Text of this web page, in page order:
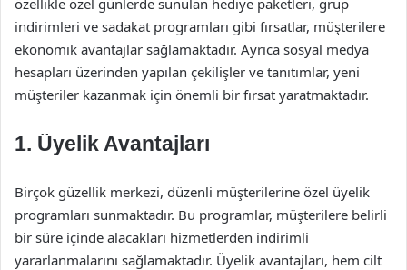
özellikle özel günlerde sunulan hediye paketleri, grup
indirimleri ve sadakat programları gibi fırsatlar, müşterilere
ekonomik avantajlar sağlamaktadır. Ayrıca sosyal medya
hesapları üzerinden yapılan çekilişler ve tanıtımlar, yeni
müşteriler kazanmak için önemli bir fırsat yaratmaktadır.
1. Üyelik Avantajları
Birçok güzellik merkezi, düzenli müşterilerine özel üyelik
programları sunmaktadır. Bu programlar, müşterilere belirli
bir süre içinde alacakları hizmetlerden indirimli
yararlanmalarını sağlamaktadır. Üyelik avantajları, hem cilt